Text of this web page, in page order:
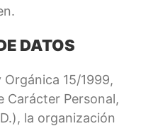
DATOS
15/1999,
Carácter Personal,
la organización